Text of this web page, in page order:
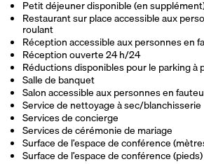
Petit déjeuner disponible (en
Restaurant sur place accessible aux
roulant
Réception accessible aux personnes en
Réception ouverte 24 h/24
Réductions disponibles pour le parking à
Salle de banquet
Salon accessible aux personnes en
Service de nettoyage à sec/blanchisserie
Services de concierge
Services de cérémonie de mariage
Surface de l’espace de conférence
Surface de l’espace de conférence